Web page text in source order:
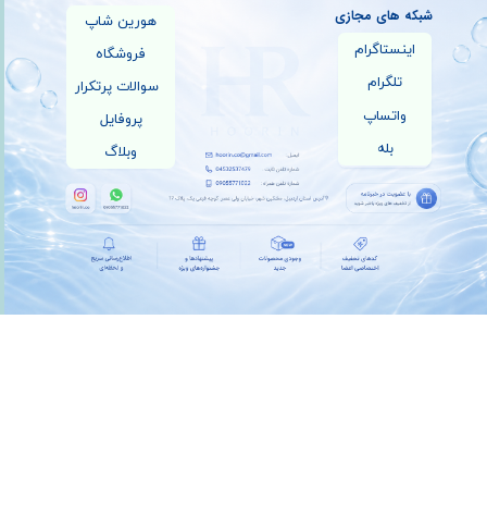
هورین شاپ
فروشگاه
سوالات پرتکرار
پروفایل
وبلاگ
اینستاگرام
تلگرام
واتساپ
بله
شبکه های مجازی